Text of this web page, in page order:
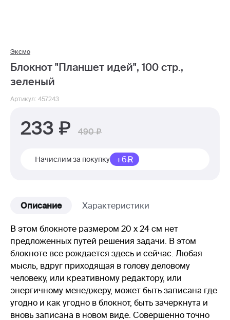
Эксмо
Блокнот "Планшет идей", 100 стр.,
зеленый
Артикул: 457243
233 490
Начислим за покупку +6
Описание Характеристики
В этом блокноте размером 20 х 24 см нет
предложенных путей решения задачи. В этом
блокноте все рождается здесь и сейчас. Любая
мысль, вдруг приходящая в голову деловому
человеку, или креативному редактору, или
энергичному менеджеру, может быть записана где
угодно и как угодно в блокнот, быть зачеркнута и
вновь записана в новом виде. Совершенно точно